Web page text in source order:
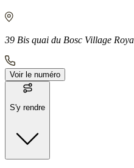
39 Bis quai du Bosc Village
Voir le numéro
S'y rendre